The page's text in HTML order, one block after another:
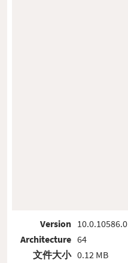
Version
Architecture
文件大小
10.0.10586.0
64
0.12 MB